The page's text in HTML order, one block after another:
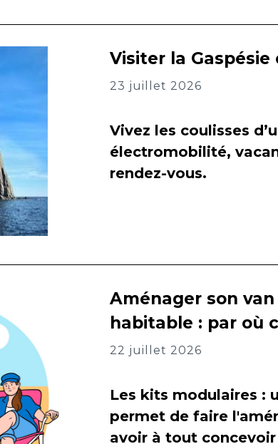
Visiter la Gaspésie
23 juillet 2026
Vivez les coulisses
électromobilité,
rendez-vous.
Aménager son
habitable : par où
22 juillet 2026
Les kits modulaires :
permet de faire
avoir à tout